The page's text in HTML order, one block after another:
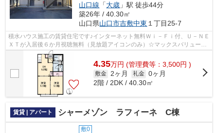
山口線 「大歳 」駅 徒歩44分
築26年 / 40.30㎡
山口県山口市吉敷中東 １丁目25-7
積水ハウス施工の賃貸住宅です♪インターネット無料Ｗｉ－Ｆｉ付、Ｕ－ＮＥ
ＸＴが入居後６か月視聴無料（見放題アイコンのみ）☆マックスバリュー吉
敷店まで４５０ｍ！複層ガラスに交換...
4.35万円 (管理費等：3,500円 )
敷金 2ヶ月 礼金 0ヶ月
2階 / 2DK / 40.30㎡
賃貸 | アパート シャーメゾン ラフィーネ C棟
敷0